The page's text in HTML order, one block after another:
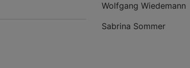
Wolfgang Wiedemann
Sabrina Sommer